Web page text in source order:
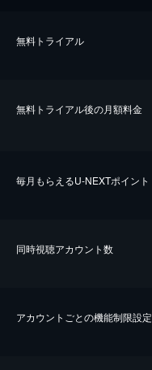
無料トライアル
無料トライアル後の⽉額料金
毎⽉もらえるU-NEXTポイント
同時視聴アカウント数
アカウントごとの機能制限設定